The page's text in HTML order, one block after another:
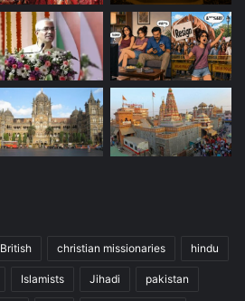
British christian missionaries hindu
Islamists Jihadi pakistan